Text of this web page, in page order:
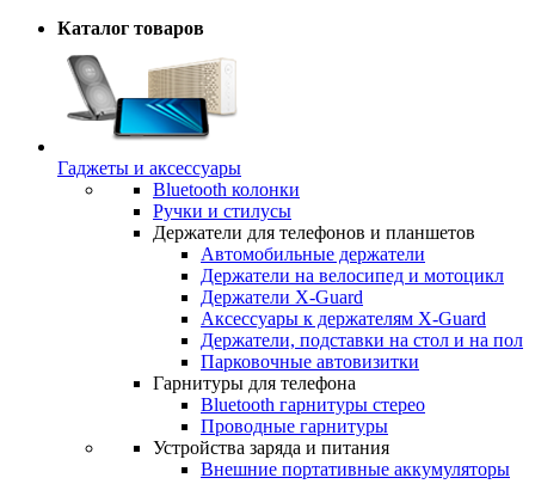
Каталог товаров
Гаджеты и аксессуары
Bluetooth колонки
Ручки и стилусы
Держатели для телефонов и планшетов
Автомобильные держатели
Держатели на велосипед и мотоцикл
Держатели X-Guard
Аксессуары к держателям X-Guard
Держатели, подставки на стол и на пол
Парковочные автовизитки
Гарнитуры для телефона
Bluetooth гарнитуры стерео
Проводные гарнитуры
Устройства заряда и питания
Внешние портативные аккумуляторы